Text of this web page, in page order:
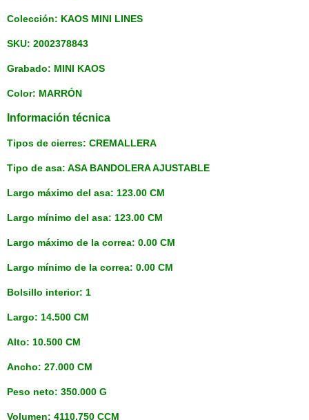
Colección: KAOS MINI LINES
SKU: 2002378843
Grabado: MINI KAOS
Color: MARRÓN
Información técnica
Tipos de cierres: CREMALLERA
Tipo de asa: ASA BANDOLERA AJUSTABLE
Largo máximo del asa: 123.00 CM
Largo mínimo del asa: 123.00 CM
Largo máximo de la correa: 0.00 CM
Largo mínimo de la correa: 0.00 CM
Bolsillo interior: 1
Largo: 14.500 CM
Alto: 10.500 CM
Ancho: 27.000 CM
Peso neto: 350.000 G
Volumen: 4110.750 CCM